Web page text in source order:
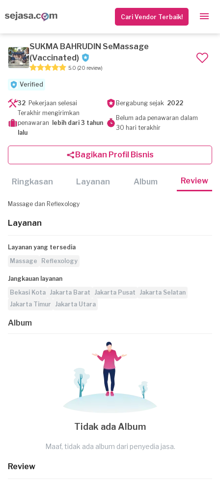
Cari Vendor Terbaik!
SUKMA BAHRUDIN SeMassage
(Vaccinated)
5.0 (20 review)
Verified
32 Pekerjaan selesai Bergabung sejak 2022
Terakhir mengirimkan
penawaran
lebih dari 3 tahun
lalu
Belum ada penawaran dalam
30 hari terakhir
Bagikan Profil Bisnis
Ringkasan Layanan Album Review
Massage dan Reflexology
Layanan
Layanan yang tersedia
Massage
Reflexology
Jangkauan layanan
Bekasi Kota Jakarta Barat Jakarta Pusat
Jakarta Selatan
Jakarta Timur
Jakarta Utara
Album
Tidak ada Album
Maaf, tidak ada album dari penyedia jasa.
Review